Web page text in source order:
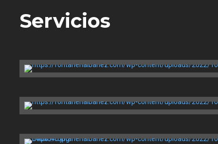
Servicios